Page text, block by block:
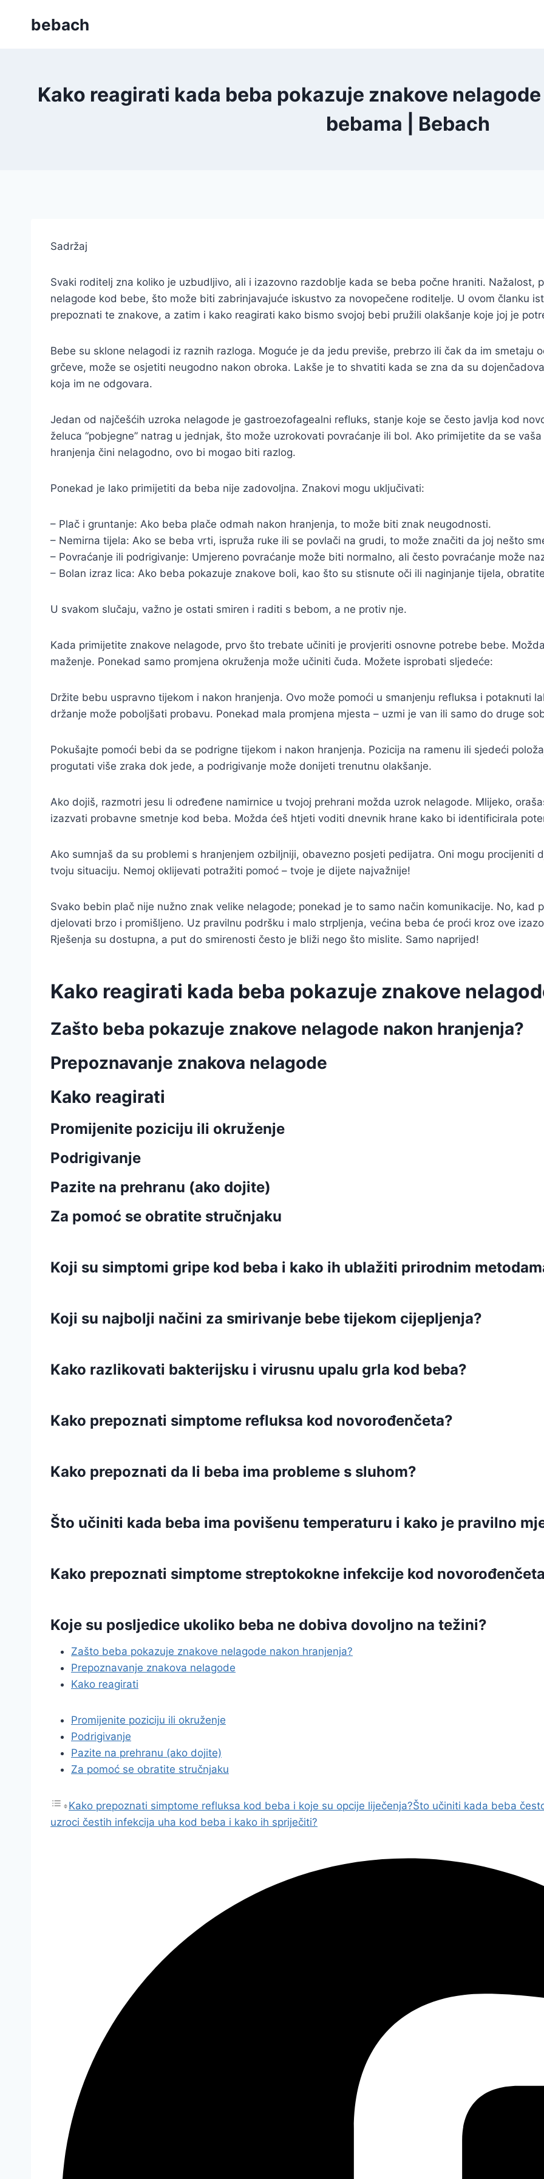
bebach
Kako reagirati kada beba pokazuje znakove
bebama | Bebach
Sadržaj
Svaki roditelj zna koliko je uzbudljivo, ali i izazovno razdoblje kada se beba počne hraniti. Nažalost,
nelagode kod bebe, što može biti zabrinjavajuće iskustvo za novopečene roditelje. U ovom članku
prepoznati te znakove, a zatim i kako reagirati kako bismo svojoj bebi pružili olakšanje koje joj je
Bebe su sklone nelagodi iz raznih razloga. Moguće je da jedu previše, prebrzo ili čak da im smetaju
grčeve, može se osjetiti neugodno nakon obroka. Lakše je to shvatiti kada se zna da su
koja im ne odgovara.
Jedan od najčešćih uzroka nelagode je gastroezofagealni refluks, stanje koje se često javlja kod
želuca “pobjegne” natrag u jednjak, što može uzrokovati povraćanje ili bol. Ako primijetite da se
hranjenja čini nelagodno, ovo bi mogao biti razlog.
Ponekad je lako primijetiti da beba nije zadovoljna. Znakovi mogu uključivati:
– Plač i gruntanje: Ako beba plače odmah nakon hranjenja, to može biti znak neugodnosti.
– Nemirna tijela: Ako se beba vrti, ispruža ruke ili se povlači na grudi, to može značiti da joj nešto
– Povraćanje ili podrigivanje: Umjereno povraćanje može biti normalno, ali često povraćanje može
– Bolan izraz lica: Ako beba pokazuje znakove boli, kao što su stisnute oči ili naginjanje tijela,
U svakom slučaju, važno je ostati smiren i raditi s bebom, a ne protiv nje.
Kada primijetite znakove nelagode, prvo što trebate učiniti je provjeriti osnovne potrebe bebe.
maženje. Ponekad samo promjena okruženja može učiniti čuda. Možete isprobati sljedeće:
Držite bebu uspravno tijekom i nakon hranjenja. Ovo može pomoći u smanjenju refluksa i potaknuti
držanje može poboljšati probavu. Ponekad mala promjena mjesta – uzmi je van ili samo do druge
Pokušajte pomoći bebi da se podrigne tijekom i nakon hranjenja. Pozicija na ramenu ili sjedeći
progutati više zraka dok jede, a podrigivanje može donijeti trenutnu olakšanje.
Ako dojiš, razmotri jesu li određene namirnice u tvojoj prehrani možda uzrok nelagode. Mlijeko,
izazvati probavne smetnje kod beba. Možda ćeš htjeti voditi dnevnik hrane kako bi identificirala
Ako sumnjaš da su problemi s hranjenjem ozbiljniji, obavezno posjeti pedijatra. Oni mogu procijeniti
tvoju situaciju. Nemoj oklijevati potražiti pomoć – tvoje je dijete najvažnije!
Svako bebin plač nije nužno znak velike nelagode; ponekad je to samo način komunikacije. No, kad
djelovati brzo i promišljeno. Uz pravilnu podršku i malo strpljenja, većina beba će proći kroz ove
Rješenja su dostupna, a put do smirenosti često je bliži nego što mislite. Samo naprijed!
Kako reagirati kada beba pokazuje znakove
Zašto beba pokazuje znakove nelagode nakon hranjenja?
Prepoznavanje znakova nelagode
Kako reagirati
Promijenite poziciju ili okruženje
Podrigivanje
Pazite na prehranu (ako dojite)
Za pomoć se obratite stručnjaku
Koji su simptomi gripe kod beba i kako ih ublažiti prirodnim
Koji su najbolji načini za smirivanje bebe tijekom cijepljenja?
Kako razlikovati bakterijsku i virusnu upalu grla kod beba?
Kako prepoznati simptome refluksa kod novorođenčeta?
Kako prepoznati da li beba ima probleme s sluhom?
Što učiniti kada beba ima povišenu temperaturu i kako je pravilno
Kako prepoznati simptome streptokokne infekcije kod
Koje su posljedice ukoliko beba ne dobiva dovoljno na težini?
Zašto beba pokazuje znakove nelagode nakon hranjenja?
Prepoznavanje znakova nelagode
Kako reagirati
Promijenite poziciju ili okruženje
Podrigivanje
Pazite na prehranu (ako dojite)
Za pomoć se obratite stručnjaku
Kako prepoznati simptome refluksa kod beba i koje su opcije liječenja?Što učiniti kada beba
uzroci čestih infekcija uha kod beba i kako ih spriječiti?